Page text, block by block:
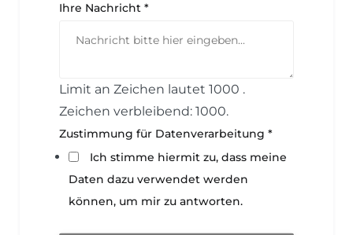
Ihre Nachricht *
Limit an Zeichen lautet 1000 .
Zeichen verbleibend: 1000.
Z
m
Zustimmung für Datenverarbeitung *
Ich stimme hiermit zu, dass meine
Daten dazu verwendet werden
können, um mir zu antworten.